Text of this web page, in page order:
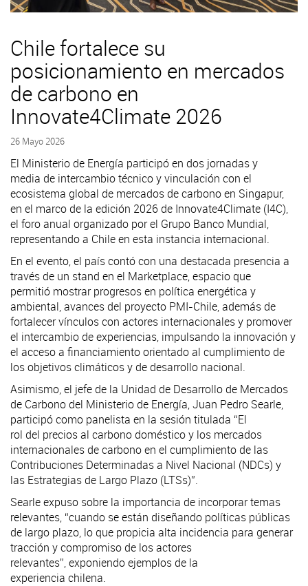
Chile fortalece su
posicionamiento en mercados
de carbono en
Innovate4Climate 2026
26 Mayo 2026
El Ministerio de Energía participó en dos jornadas y
media de intercambio técnico y vinculación con el
ecosistema global de mercados de carbono en Singapur,
en el marco de la edición 2026 de Innovate4Climate (I4C),
el foro anual organizado por el Grupo Banco Mundial,
representando a Chile en esta instancia internacional.
En el evento, el país contó con una destacada presencia a
través de un stand en el Marketplace, espacio que
permitió mostrar progresos en política energética y
ambiental, avances del proyecto PMI-Chile, además de
fortalecer vínculos con actores internacionales y promover
el intercambio de experiencias, impulsando la innovación y
el acceso a financiamiento orientado al cumplimiento de
los objetivos climáticos y de desarrollo nacional.
Asimismo, el jefe de la Unidad de Desarrollo de Mercados
de Carbono del Ministerio de Energía, Juan Pedro Searle,
participó como panelista en la sesión titulada “El
rol del precios al carbono doméstico y los mercados
internacionales de carbono en el cumplimiento de las
Contribuciones Determinadas a Nivel Nacional (NDCs) y
las Estrategias de Largo Plazo (LTSs)”.
Searle expuso sobre la importancia de incorporar temas
relevantes, “cuando se están diseñando políticas públicas
de largo plazo, lo que propicia alta incidencia para generar
tracción y compromiso de los actores
relevantes”, exponiendo ejemplos de la
experiencia chilena.